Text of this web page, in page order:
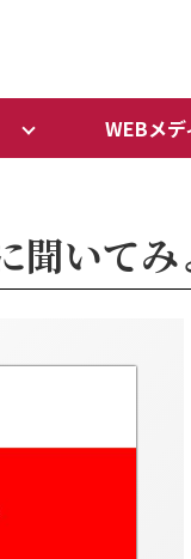
WEBメ
いてみ